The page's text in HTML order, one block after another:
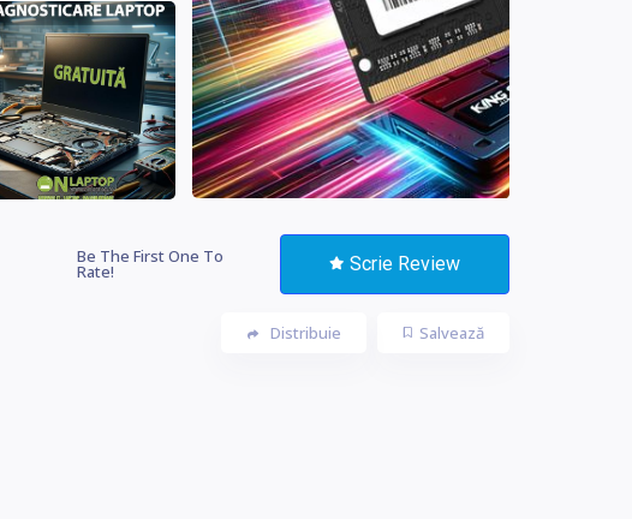
Be The First One To
Rate! Scrie Review
Salvează
Distribuie